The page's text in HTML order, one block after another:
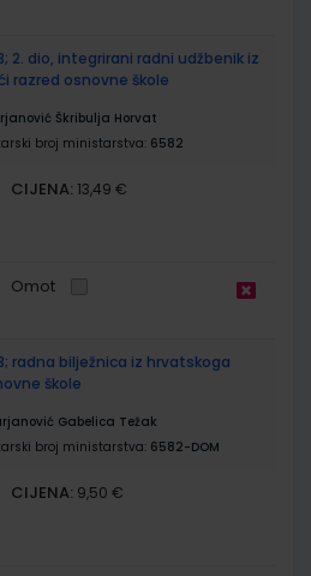
3; 2. dio, integrirani radni udžbenik iz
razred osnovne škole
Škribulja Horvat
broj ministarstva: 6582
CIJENA: 13,49 €
Omot
3; radna bilježnica iz hrvatskoga
škole
Gabelica Težak
broj ministarstva: 6582-DOM
CIJENA: 9,50 €